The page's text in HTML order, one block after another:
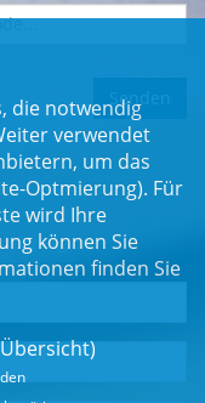
der Region.
die notwendig
verwendet
um das
Optmierung). Für
wird Ihre
können Sie
finden Sie
Übersicht)